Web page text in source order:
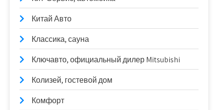
Китай Авто
Классика, сауна
Ключавто, официальный дилер Mitsubishi
Колизей, гостевой дом
Комфорт